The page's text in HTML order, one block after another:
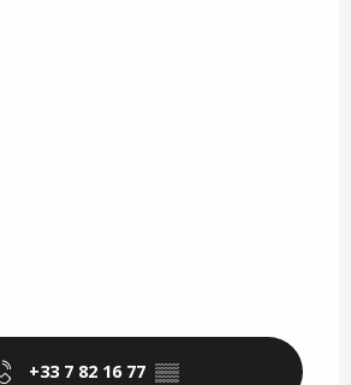
+33 7 82 16 77 ▒▒